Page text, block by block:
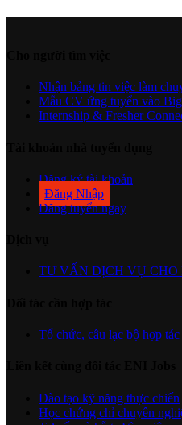
Nhận bảng tin việc làm
Mẫu CV ứng tuyển vào
Internship & Fresher
Đăng ký tài khoản
Đăng Nhập
Đăng tuyển ngay
TƯ VẤN DỊCH VỤ
Tổ chức, câu lạc bộ hợp tác
Đào tạo kỹ năng thực chiến
Học chứng chỉ chuyên